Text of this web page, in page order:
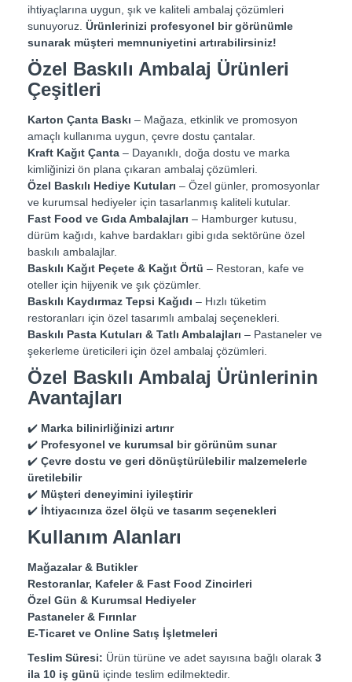
ihtiyaçlarına uygun, şık ve kaliteli ambalaj çözümleri
sunuyoruz. Ürünlerinizi profesyonel bir görünümle
sunarak müşteri memnuniyetini artırabilirsiniz!
Özel Baskılı Ambalaj Ürünleri
Çeşitleri
Karton Çanta Baskı – Mağaza, etkinlik ve promosyon
amaçlı kullanıma uygun, çevre dostu çantalar.
Kraft Kağıt Çanta – Dayanıklı, doğa dostu ve marka
kimliğinizi ön plana çıkaran ambalaj çözümleri.
Özel Baskılı Hediye Kutuları – Özel günler, promosyonlar
ve kurumsal hediyeler için tasarlanmış kaliteli kutular.
Fast Food ve Gıda Ambalajları – Hamburger kutusu,
dürüm kağıdı, kahve bardakları gibi gıda sektörüne özel
baskılı ambalajlar.
Baskılı Kağıt Peçete & Kağıt Örtü – Restoran, kafe ve
oteller için hijyenik ve şık çözümler.
Baskılı Kaydırmaz Tepsi Kağıdı – Hızlı tüketim
restoranları için özel tasarımlı ambalaj seçenekleri.
Baskılı Pasta Kutuları & Tatlı Ambalajları – Pastaneler ve
şekerleme üreticileri için özel ambalaj çözümleri.
Özel Baskılı Ambalaj Ürünlerinin
Avantajları
✔️ Marka bilinirliğinizi artırır
✔️ Profesyonel ve kurumsal bir görünüm sunar
✔️ Çevre dostu ve geri dönüştürülebilir malzemelerle
üretilebilir
✔️ Müşteri deneyimini iyileştirir
✔️ İhtiyacınıza özel ölçü ve tasarım seçenekleri
Kullanım Alanları
Mağazalar & Butikler
Restoranlar, Kafeler & Fast Food Zincirleri
Özel Gün & Kurumsal Hediyeler
Pastaneler & Fırınlar
E-Ticaret ve Online Satış İşletmeleri
Teslim Süresi: Ürün türüne ve adet sayısına bağlı olarak 3
ila 10 iş günü içinde teslim edilmektedir.